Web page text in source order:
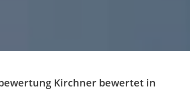
Kirchner bewertet in